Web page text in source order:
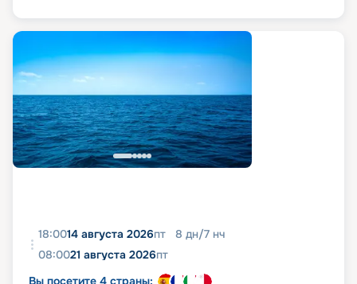
18:0014 августа 2026пт 8 дн/7 нч
08:0021 августа 2026пт
Вы посетите 4 страны: